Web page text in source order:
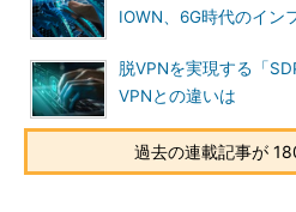
IOWN、6G時代のイン
脱VPNを実現する「
VPNとの違いは
過去の連載記事が